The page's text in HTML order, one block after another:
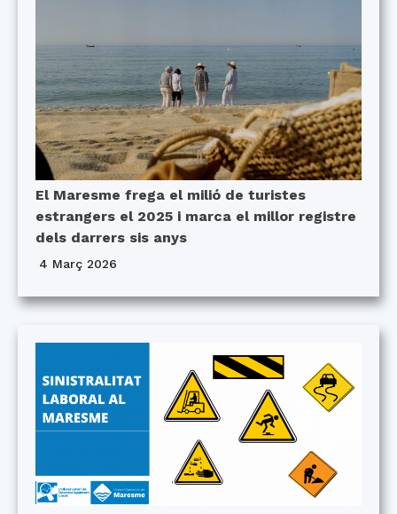
El Maresme frega el milió de turistes
estrangers el 2025 i marca el millor registre
dels darrers sis anys
4 Març 2026